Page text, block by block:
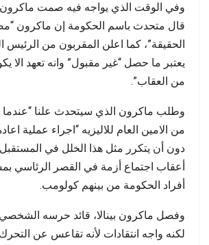
وفي الوقت الذي يواجه فيه صمت ماكرون
قال متحدث باسم الحكومة إن ماكرون
الحقيقة”، كما اعلن المقربون من الرئيس
يعتبر ما حصل “غير مقبول” وانه تعهد الا
من العقاب”.
وطلب ماكرون الذي سيتحدث علنا “عندما
من الامين العام للاليزيه “اجراء عملية
دون أن يتكرر مثل هذا الخلل في
أعقاب اجتماع أزمة في القصر الرئاسي
أفراد الحكومة من بينهم كولومب.
وفصل ماكرون بينالا، قائد حرسه
لكنه واجه انتقادات لأنه تقاعس عن